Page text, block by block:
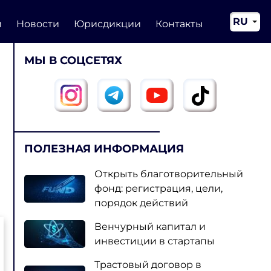
Новости Юрисдикции Контакты
RU
EN
МЫ В СОЦСЕТЯХ
ПОЛЕЗНАЯ ИНФОРМАЦИЯ
Открыть благотворительный
фонд: регистрация, цели,
порядок действий
Венчурный капитал и
инвестиции в стартапы
Трастовый договор в